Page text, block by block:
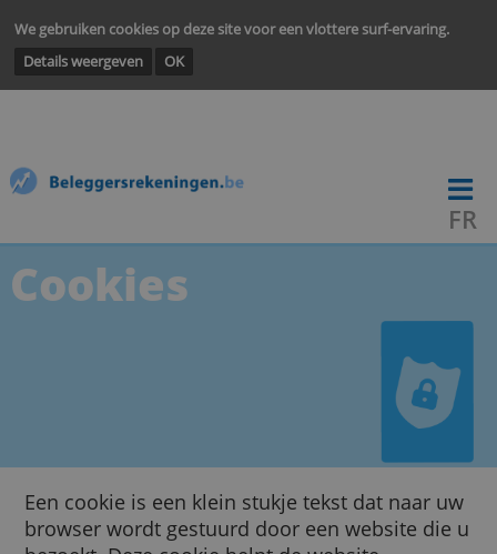
We gebruiken cookies op deze site voor een vlottere surf-
Details weergeven
Cookies